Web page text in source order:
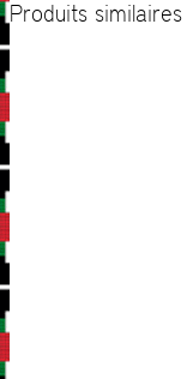
Produits similaires